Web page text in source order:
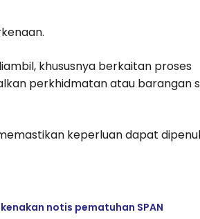
khususnya berkaitan proses
perkhidmatan atau barangan
keperluan dapat
notis pematuhan SPAN